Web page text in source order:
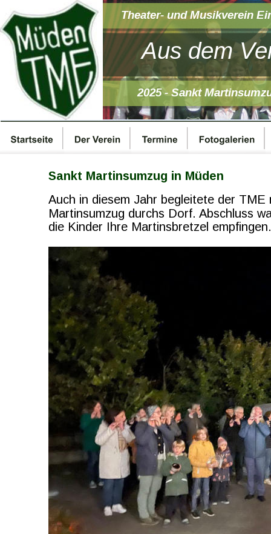
Aus dem
2025 - Sankt
Theater- und Musikverein
Sankt Martinsumzug in Müden
Auch in diesem Jahr begleitete der
Martinsumzug durchs Dorf. Abschluss
die Kinder Ihre Martinsbretzel empfingen.